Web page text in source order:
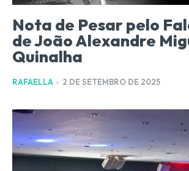
Nota de Pesar pelo
de João Alexandre
Quinalha
RAFAELLA - 2 DE SETEMBRO DE 2025